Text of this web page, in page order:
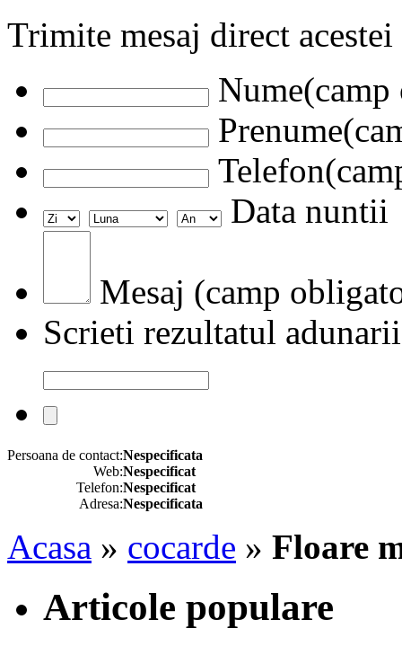
Trimite mesaj direct
Data nuntii
Mesaj (camp
Scrieti rezultatul adunarii
Persoana de contact:Nespecificata
Web:Nespecificat
Telefon:Nespecificat
Adresa:Nespecificata
Acasa » cocarde » Floare
Articole populare